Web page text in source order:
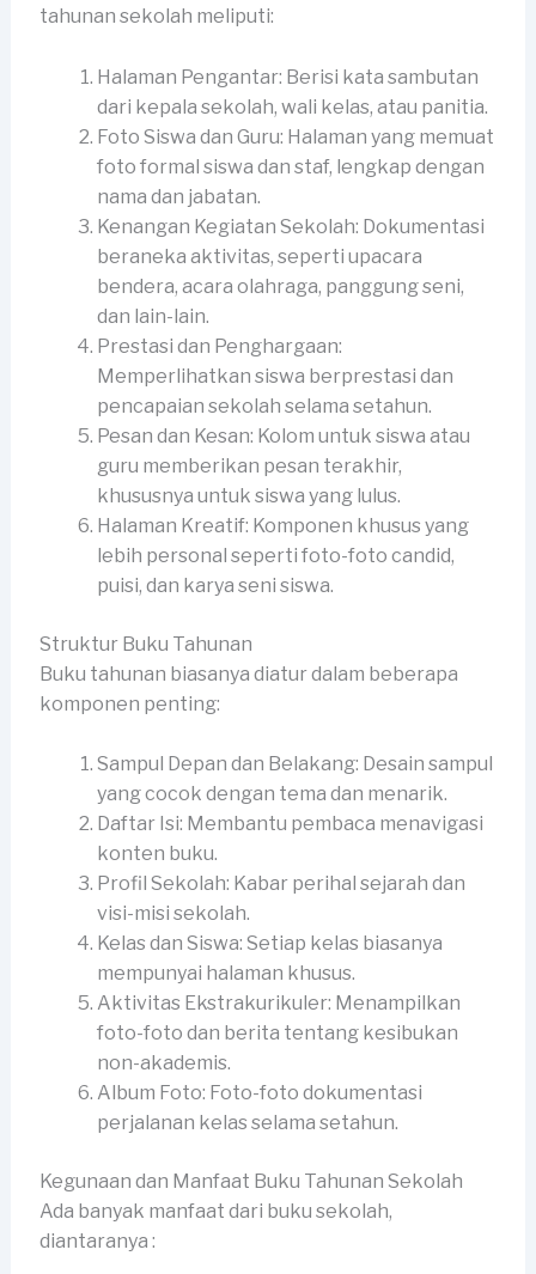
tahunan sekolah meliputi:
Halaman Pengantar: Berisi kata sambutan
dari kepala sekolah, wali kelas, atau panitia.
Foto Siswa dan Guru: Halaman yang memuat
foto formal siswa dan staf, lengkap dengan
nama dan jabatan.
Kenangan Kegiatan Sekolah: Dokumentasi
beraneka aktivitas, seperti upacara
bendera, acara olahraga, panggung seni,
dan lain-lain.
Prestasi dan Penghargaan:
Memperlihatkan siswa berprestasi dan
pencapaian sekolah selama setahun.
Pesan dan Kesan: Kolom untuk siswa atau
guru memberikan pesan terakhir,
khususnya untuk siswa yang lulus.
Halaman Kreatif: Komponen khusus yang
lebih personal seperti foto-foto candid,
puisi, dan karya seni siswa.
Struktur Buku Tahunan
Buku tahunan biasanya diatur dalam beberapa
komponen penting:
Sampul Depan dan Belakang: Desain sampul
yang cocok dengan tema dan menarik.
Daftar Isi: Membantu pembaca menavigasi
konten buku.
Profil Sekolah: Kabar perihal sejarah dan
visi-misi sekolah.
Kelas dan Siswa: Setiap kelas biasanya
mempunyai halaman khusus.
Aktivitas Ekstrakurikuler: Menampilkan
foto-foto dan berita tentang kesibukan
non-akademis.
Album Foto: Foto-foto dokumentasi
perjalanan kelas selama setahun.
Kegunaan dan Manfaat Buku Tahunan Sekolah
Ada banyak manfaat dari buku sekolah,
diantaranya :